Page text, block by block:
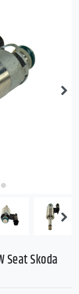
Seat Skoda